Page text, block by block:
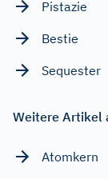
Pistazie
Bestie
Sequester
Weitere Artikel
Atomkern